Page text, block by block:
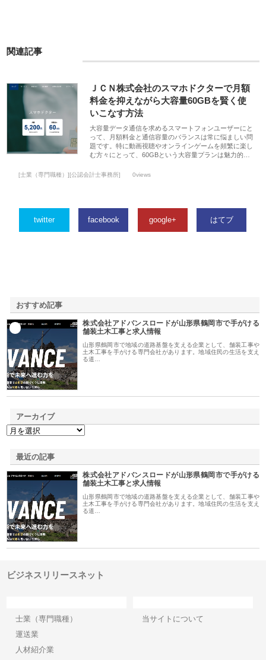
関連記事
ＪＣＮ株式会社のスマホドクターで月額
料金を抑えながら大容量60GBを賢く使
いこなす方法
大容量データ通信を求めるスマートフォンユーザーにと
って、月額料金と通信容量のバランスは常に悩ましい問
題です。特に動画視聴やオンラインゲームを頻繁に楽し
む方々にとって、60GBという大容量プランは魅力的…
[士業（専門職種）][公認会計士事務所] 0views
twitter facebook google+ はてブ
おすすめ記事
株式会社アドバンスロードが山形県鶴岡市で手がける
舗装土木工事と求人情報
山形県鶴岡市で地域の道路基盤を支える企業として、舗装工事や
土木工事を手がける専門会社があります。地域住民の生活を支え
る道…
アーカイブ
最近の記事
株式会社アドバンスロードが山形県鶴岡市で手がける
舗装土木工事と求人情報
山形県鶴岡市で地域の道路基盤を支える企業として、舗装工事や
土木工事を手がける専門会社があります。地域住民の生活を支え
る道…
ビジネスリリースネット
士業（専門職種）
運送業
人材紹介業
当サイトについて